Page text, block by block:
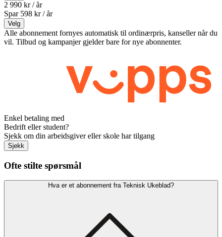
2 990 kr / år
Spar 598 kr /år
Velg
Alle abonnement fornyes automatisk til ordinærpris, kanseller når du
vil. Tilbud og kampanjer gjelder bare for nye abonnenter.
Enkel betaling med
Bedrift eller student?
Sjekk om din arbeidsgiver eller skole har tilgang
Sjekk
Ofte stilte spørsmål
Hva er et abonnement fra Teknisk Ukeblad?